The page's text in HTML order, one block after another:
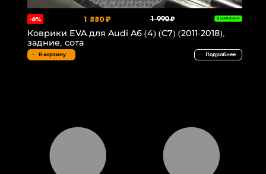
-6% 1 880 ₽ 1 990 ₽ В НАЛИЧИИ
Коврики EVA для Audi A6 (4) (C7) (2011-2018),
задние, сота
В корзину Подробнее